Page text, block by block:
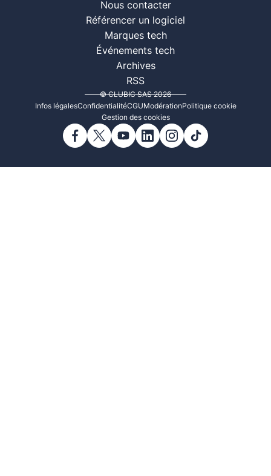
Nous contacter
Référencer un logiciel
Marques tech
Événements tech
Archives
RSS
© CLUBIC SAS 2026
Infos légalesConfidentialitéCGUModérationPolitique cookie
Gestion des cookies